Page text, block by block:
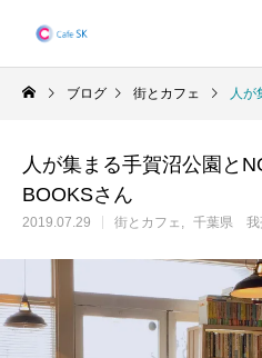
ブログ 街とカフェ 人が集
人が集まる手賀沼公園と
BOOKSさん
2019.07.29 街とカフェ 千葉県 我